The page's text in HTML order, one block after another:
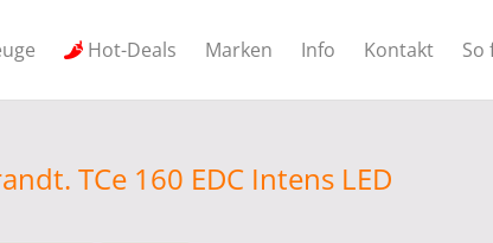
Hot-Deals Marken Info Kontakt So
TCe 160 EDC Intens LED